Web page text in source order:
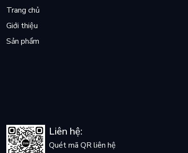
Trang chủ
Giới thiệu
Sản phẩm
Liên hệ:
Quét mã QR liên hệ